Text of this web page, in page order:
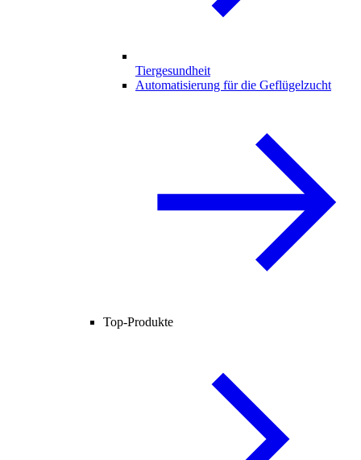
Tiergesundheit
Automatisierung für die Geflügelzucht
Top-Produkte